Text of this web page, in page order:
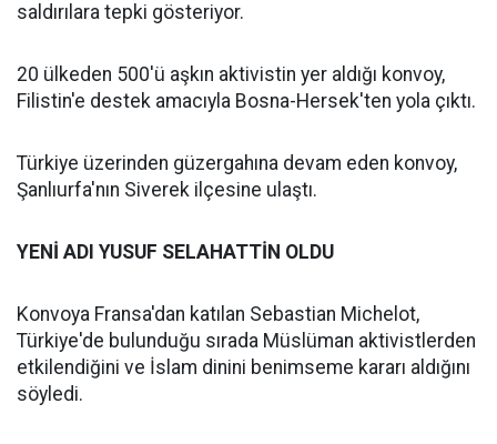
saldırılara tepki gösteriyor.
20 ülkeden 500'ü aşkın aktivistin yer aldığı konvoy,
Filistin'e destek amacıyla Bosna-Hersek'ten yola çıktı.
Türkiye üzerinden güzergahına devam eden konvoy,
Şanlıurfa'nın Siverek ilçesine ulaştı.
YENİ ADI YUSUF SELAHATTİN OLDU
Konvoya Fransa'dan katılan Sebastian Michelot,
Türkiye'de bulunduğu sırada Müslüman aktivistlerden
etkilendiğini ve İslam dinini benimseme kararı aldığını
söyledi.